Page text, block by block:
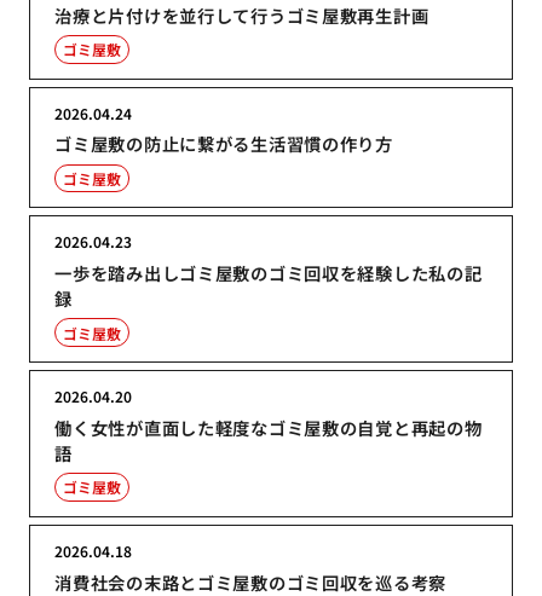
治療と片付けを並行して行うゴミ屋敷再生計画
ゴミ屋敷
ゴミ屋敷の防止に繋がる生活習慣の作り方
2026.04.24
ゴミ屋敷
一歩を踏み出しゴミ屋敷のゴミ回収を経験した私の記
録
2026.04.23
ゴミ屋敷
働く女性が直面した軽度なゴミ屋敷の自覚と再起の物
語
2026.04.20
ゴミ屋敷
消費社会の末路とゴミ屋敷のゴミ回収を巡る考察
2026.04.18